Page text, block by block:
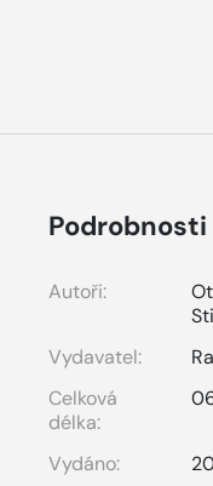
Podrobnosti
Autoři:
Vydavatel:
Celková
délka:
Vydáno: